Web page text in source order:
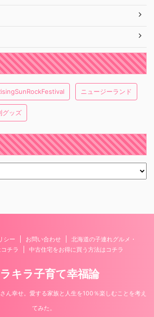
ニュージーランド
グッズ
シー お問い合わせ
北海道の子連れグルメ・
チラ
中古住宅をお得に買う方法はコチラ
キラ子育て幸福論
ん幸せ。愛する家族と人生を100％楽しむことを考え
てみた。